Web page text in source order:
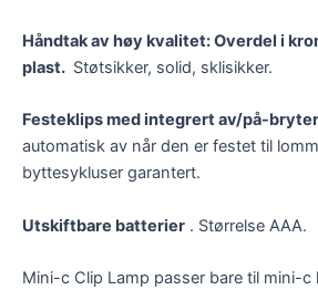
Håndtak av høy kvalitet: Overdel i
plast. Støtsikker, solid, sklisikker.
Festeklips med integrert av/på-
automatisk av når den er festet til
byttesykluser garantert.
Utskiftbare batterier . Størrelse AAA.
Mini-c Clip Lamp passer bare til mini-